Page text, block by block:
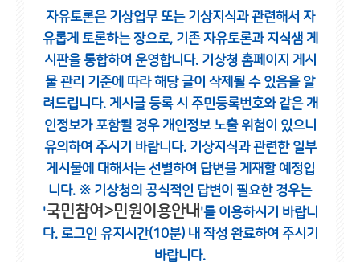
자유토론은 기상업무 또는 기상지식과 관련해서 자
유롭게 토론하는 장으로, 기존 자유토론과 지식샘 게
시판을 통합하여 운영합니다. 기상청 홈페이지 게시
물 관리 기준에 따라 해당 글이 삭제될 수 있음을 알
려드립니다. 게시글 등록 시 주민등록번호와 같은 개
인정보가 포함될 경우 개인정보 노출 위험이 있으니
유의하여 주시기 바랍니다. 기상지식과 관련한 일부
게시물에 대해서는 선별하여 답변을 게재할 예정입
니다. ※ 기상청의 공식적인 답변이 필요한 경우는
'국민참여>민원이용안내 '를 이용하시기 바랍니
다. 로그인 유지시간(10분) 내 작성 완료하여 주시기
바랍니다.